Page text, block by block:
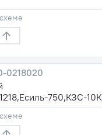
0218020
750,КЗС-